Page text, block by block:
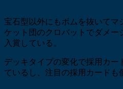
宝石型以外にもボムを抜いてマ
ケット団のクロバットでダメー
入賞している。
デッキタイプの変化で採用カー
ているし、注目の採用カードも